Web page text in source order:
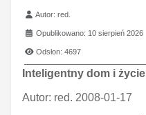
Szczegóły
Autor:red.
Opublikowano: 10 sierpień 2026
Odsłon: 4697
Inteligentny dom i życie
Autor: red. 2008-01-17